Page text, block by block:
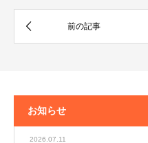
お知らせ
2026.07.11